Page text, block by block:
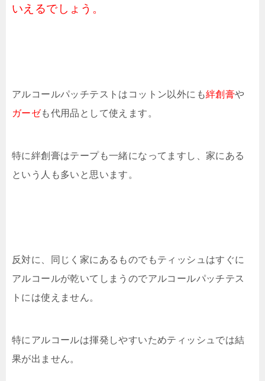
いえるでしょう。
アルコールパッチテストはコットン以外にも絆創膏や
ガーゼも代用品として使えます。
特に絆創膏はテープも一緒になってますし、家にある
という人も多いと思います。
反対に、同じく家にあるものでもティッシュはすぐに
アルコールが乾いてしまうのでアルコールパッチテス
トには使えません。
特にアルコールは揮発しやすいためティッシュでは結
果が出ません。